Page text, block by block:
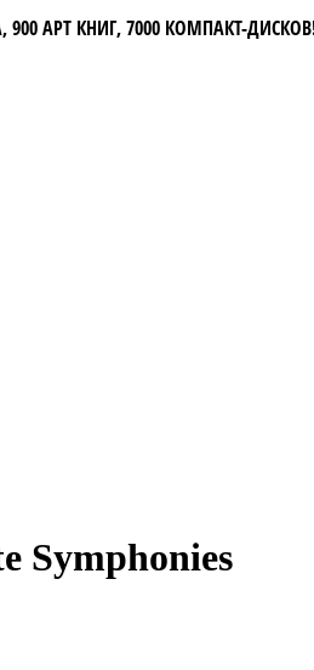
АРТ КНИГ, 7000 КОМПАКТ-
Symphonies